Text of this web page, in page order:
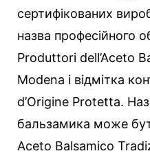
сертифікованих
назва професійного
Produttori dell’Aceto
Modena і відмітка
d’Origine Protetta.
бальзамика може
Aceto Balsamico